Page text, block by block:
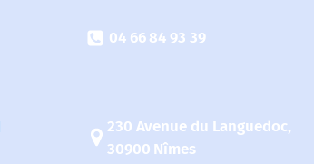
04 66 84 93 39
230 Avenue du Languedoc,
30900 Nîmes